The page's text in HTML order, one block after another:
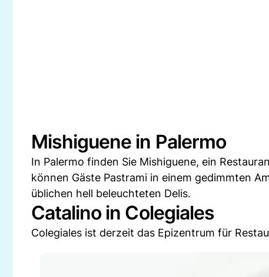
Mishiguene in Palermo
In Palermo finden Sie Mishiguene, ein
können Gäste Pastrami in einem gedimmten
üblichen hell beleuchteten Delis.
Catalino in Colegiales
Colegiales ist derzeit das Epizentrum für